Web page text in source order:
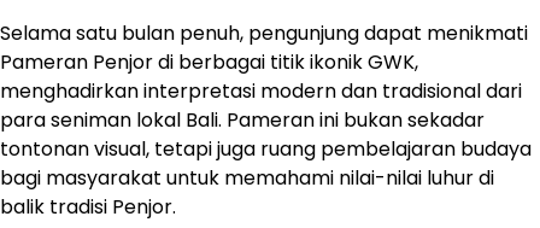
Selama satu bulan penuh, pengunjung dapat menikmati
Pameran Penjor di berbagai titik ikonik GWK,
menghadirkan interpretasi modern dan tradisional dari
para seniman lokal Bali. Pameran ini bukan sekadar
tontonan visual, tetapi juga ruang pembelajaran budaya
bagi masyarakat untuk memahami nilai-nilai luhur di
balik tradisi Penjor.